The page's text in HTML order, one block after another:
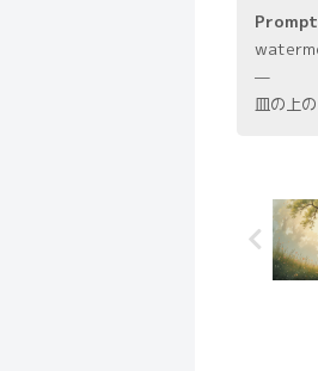
Prompt
—
皿の上